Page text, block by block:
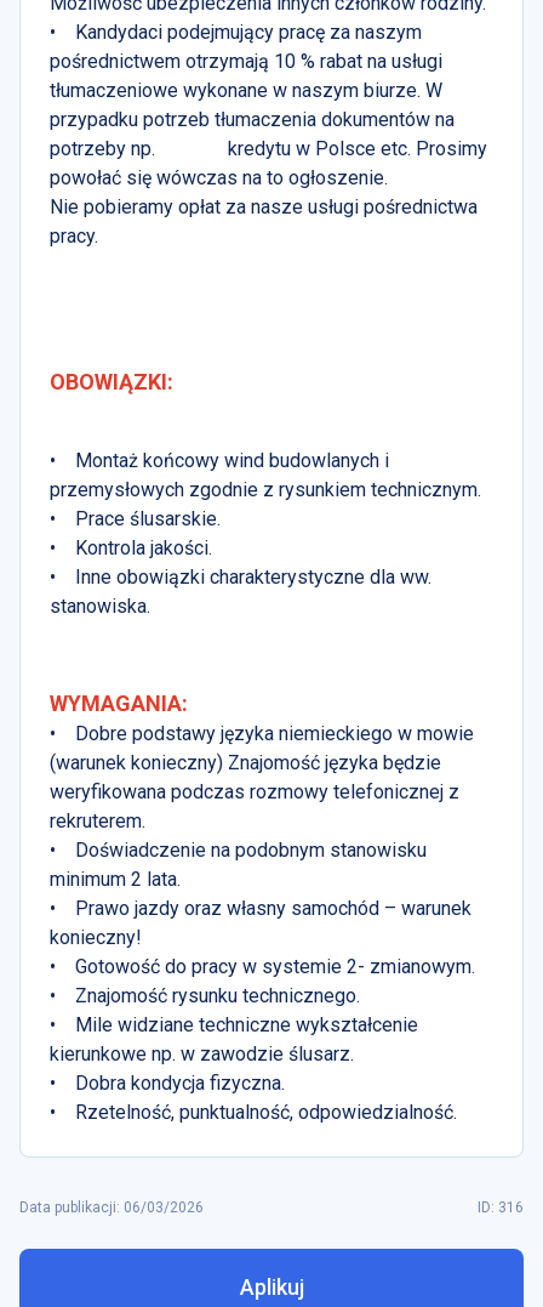
• Kandydaci podejmujący pracę za naszym
pośrednictwem otrzymają 10 % rabat na usługi
tłumaczeniowe wykonane w naszym biurze. W
przypadku potrzeb tłumaczenia dokumentów na
potrzeby np. kredytu w Polsce etc. Prosimy
powołać się wówczas na to ogłoszenie.
Nie pobieramy opłat za nasze usługi pośrednictwa
pracy.
OBOWIĄZKI:
• Montaż końcowy wind budowlanych i
przemysłowych zgodnie z rysunkiem technicznym.
• Prace ślusarskie.
• Kontrola jakości.
• Inne obowiązki charakterystyczne dla ww.
stanowiska.
WYMAGANIA:
• Dobre podstawy języka niemieckiego w mowie
(warunek konieczny) Znajomość języka będzie
weryfikowana podczas rozmowy telefonicznej z
rekruterem.
• Doświadczenie na podobnym stanowisku
minimum 2 lata.
• Prawo jazdy oraz własny samochód – warunek
konieczny!
• Gotowość do pracy w systemie 2- zmianowym.
• Znajomość rysunku technicznego.
• Mile widziane techniczne wykształcenie
kierunkowe np. w zawodzie ślusarz.
• Dobra kondycja fizyczna.
• Rzetelność, punktualność, odpowiedzialność.
ID: 316
Data publikacji: 06/03/2026
Aplikuj